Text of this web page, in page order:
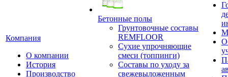
Компания
О компании
История
Производство
Бетонные полы
Грунтовочные составы
REMFLOOR
Сухие упрочняющие
смеси (топпинги)
Составы по уходу за
свежевыложенным